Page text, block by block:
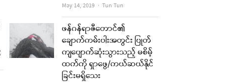
Share
post
May 14, 2019 Author
Tun Tun
ဖန်ဂန်ရာဇီတောင်၏
ချောက်ကမ်းပါးအတွင်း ပြုတ်
ကျပျောက်ဆုံးသွားသည့် မစိမ့်
ထက်ကို ရှာဖွေ/ကယ်ဆယ်နိုင်
ခြင်းမရှိသေး